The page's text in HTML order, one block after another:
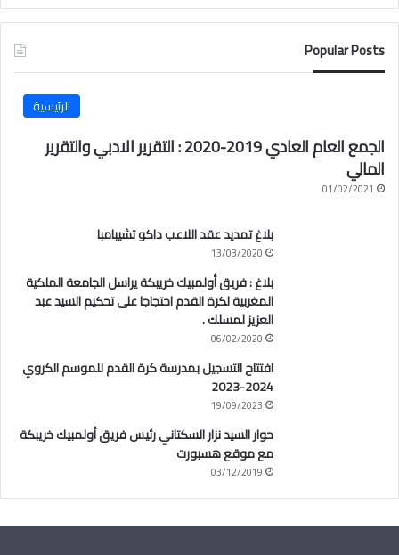
Popular Posts
الرئيسية
الجمع العام العادي 2019-2020 : التقرير الادبي والتقرير
المالي
01/02/2021
بلاغ تمديد عقد اللاعب داكو تشيبامبا
13/03/2020
بلاغ : فريق أولمبيك خريبكة يراسل الجامعة الملكية
المغربية لكرة القدم احتجاجا على تحكيم السيد عبد
العزيز لمسلك .
06/02/2020
افتتاح التسجيل بمدرسة كرة القدم للموسم الكروي
2024-2023
19/09/2023
حوار السيد نزار السكتاني رئيس فريق أولمبيك خريبكة
مع موقع هسبورت
03/12/2019